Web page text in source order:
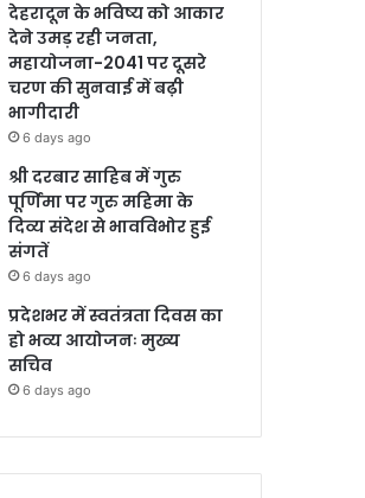
देहरादून के भविष्य को आकार
देने उमड़ रही जनता,
महायोजना-2041 पर दूसरे
चरण की सुनवाई में बढ़ी
भागीदारी
6 days ago
श्री दरबार साहिब में गुरु
पूर्णिमा पर गुरु महिमा के
दिव्य संदेश से भावविभोर हुई
संगतें
6 days ago
प्रदेशभर में स्वतंत्रता दिवस का
हो भव्य आयोजनः मुख्य
सचिव
6 days ago